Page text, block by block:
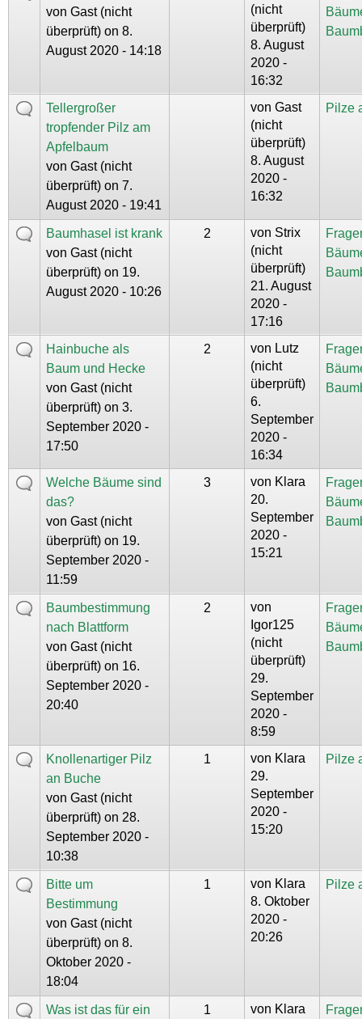
von Gast (nicht
überprüft) on 8.
August 2020 - 14:18
(nicht
überprüft)
8. August
2020 -
16:32
Tellergroßer
tropfender Pilz am
Apfelbaum
von Gast (nicht
überprüft) on 7.
August 2020 - 19:41
von Gast
(nicht
überprüft)
8. August
2020 -
16:32
Pilze
Baumhasel ist krank
von Gast (nicht
überprüft) on 19.
August 2020 - 10:26
2 von Strix
(nicht
überprüft)
21. August
2020 -
17:16
Hainbuche als
Baum und Hecke
von Gast (nicht
überprüft) on 3.
September 2020 -
17:50
2 von Lutz
(nicht
überprüft)
6.
September
2020 -
16:34
Welche Bäume sind
das?
von Gast (nicht
überprüft) on 19.
September 2020 -
11:59
3 von Klara
20.
September
2020 -
15:21
Baumbestimmung
nach Blattform
von Gast (nicht
überprüft) on 16.
September 2020 -
20:40
2
von
Igor125
(nicht
überprüft)
29.
September
2020 -
8:59
Knollenartiger Pilz
an Buche
von Gast (nicht
überprüft) on 28.
September 2020 -
10:38
1 von Klara
29.
September
2020 -
15:20
Pilze
Bitte um
Bestimmung
von Gast (nicht
überprüft) on 8.
Oktober 2020 -
18:04
1 von Klara
8. Oktober
2020 -
20:26
Pilze
Was ist das für ein 1 von Klara